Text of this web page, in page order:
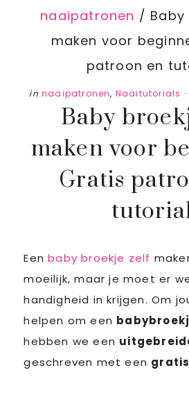
naaipatronen /
maken voor
patroon en
in naaipatronen, Naaitutorials ·
Baby
maken voor
Gratis
Eenbaby broekje zelf
moeilijk, maar je moet er
handigheid in krijgen. Om
helpen om een
hebben we een
geschreven met een